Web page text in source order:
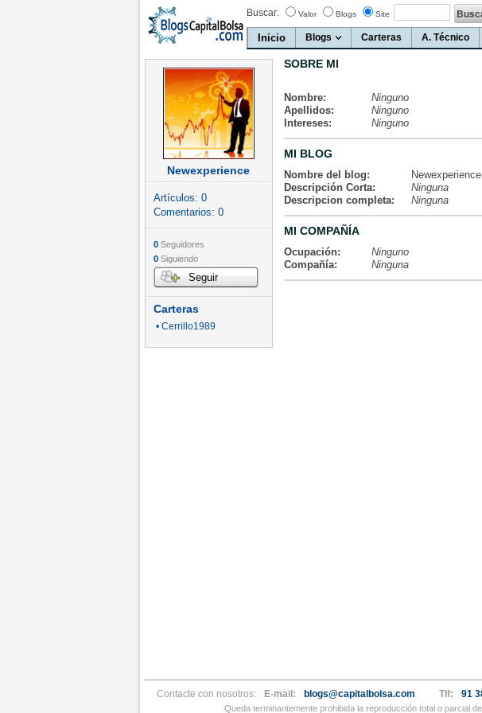
Buscar: Valor Blogs Site
Inicio Blogs Carteras A. Técnico
Newexperience
Artículos: 0
Comentarios: 0
0 Seguidores
0 Siguiendo
Seguir
Carteras
• Cerrillo1989
SOBRE MI
Nombre:
Ninguno
Apellidos:
Ninguno
Intereses:
Ninguno
MI BLOG
Nombre del blog:
Newexperience
Descripción Corta:
Ninguna
Descripcion completa:
Ninguna
MI COMPAÑÍA
Ocupación:
Ninguno
Compañía:
Ninguna
Contacte con nosotros: E-mail: blogs@capitalbolsa.com Tlf: 91
Queda terminantemente prohibida la reproducción total o parcial